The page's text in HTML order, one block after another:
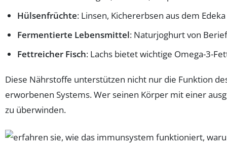
Hülsenfrüchte: Linsen, Kichererbsen aus dem
Fermentierte Lebensmittel: Naturjoghurt von
Fettreicher Fisch: Lachs bietet wichtige Omega-3-
Diese Nährstoffe unterstützen nicht nur die Funktion
erworbenen Systems. Wer seinen Körper mit einer
zu überwinden.